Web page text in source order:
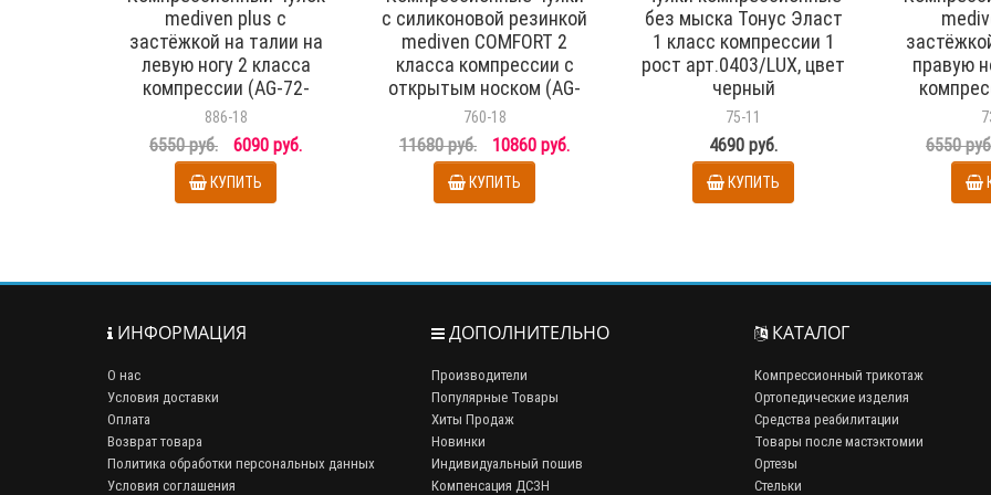
mediven plus с
застёжкой на талии на
левую ногу 2 класса
компрессии (AG-72-
83см) арт.209C, цвет
бежевый
886-18
6550 руб. 6090 руб.
КУПИТЬ
с силиконовой резинкой
mediven COMFORT 2
класса компрессии с
открытым носком (AG-
62-71 см) арт. CO259,
цвет черный
760-18
11680 руб. 10860 руб.
КУПИТЬ
без мыска Тонус Эласт
1 класс компрессии 1
рост арт.0403/LUX, цвет
черный
75-11
4690 руб.
КУПИТЬ
правую
83см)
6550
ИНФОРМАЦИЯ
О нас
Условия доставки
Оплата
Возврат товара
Политика обработки персональных данных
Условия соглашения
ДОПОЛНИТЕЛЬНО
Производители
Популярные Товары
Хиты Продаж
Новинки
Индивидуальный пошив
Компенсация ДСЗН
КАТАЛОГ
Компрессионный трикотаж
Ортопедические изделия
Средства реабилитации
Товары после мастэктомии
Ортезы
Стельки